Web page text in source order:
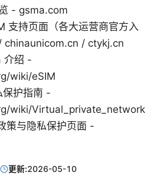
- gsma.com
支持页面（各大运营商官方入
chinaunicom.cn / ctykj.cn
介绍 -
wiki/eSIM
保护指南 -
wiki/Virtual_private_network
策与隐私保护页面 -
更新:2026-05-10